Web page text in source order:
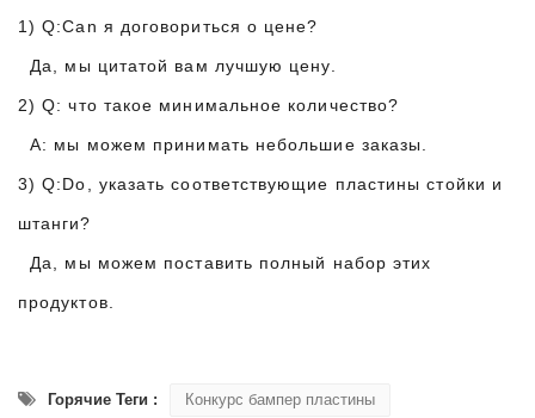
1) Q:Can я договориться о цене?
Да, мы цитатой вам лучшую цену.
2) Q: что такое минимальное количество?
A: мы можем принимать небольшие заказы.
3) Q:Do, указать соответствующие пластины стойки и
штанги?
Да, мы можем поставить полный набор этих
продуктов.
Горячие Теги : Конкурс бампер пластины